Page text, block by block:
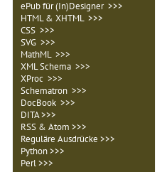
ePub für (In)Designer >>>
HTML & XHTML >>>
CSS >>>
SVG >>>
MathML >>>
XML Schema >>>
XProc >>>
Schematron >>>
DocBook >>>
DITA >>>
RSS & Atom >>>
Reguläre Ausdrücke >>>
Python >>>
Perl >>>